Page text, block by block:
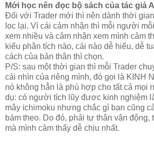
Mới học nên đọc bộ sách của tác giả
Đối với Trader mới thì nên dành thời
lọc lại. Vì cái cảm nhận thì mỗi người
xem nhiều và cảm nhận xem mình cảm
kiểu phân tích nào, cái nào dễ hiểu, dễ
cách của bản thân thì chọn.
P/S: sau một thời gian thì mỗi Trader
cái nhìn của riêng mình, đó gọi là KINH
nó không hẳn là phù hợp cho tất cả mọi
dụ: có người tích lũy được kinh nghiệm
mây ichimoku nhưng chắc gì bạn cũng
bám theo. Do đó, phải tự thân vận động,
mà mình cảm thấy dễ chịu nhất.